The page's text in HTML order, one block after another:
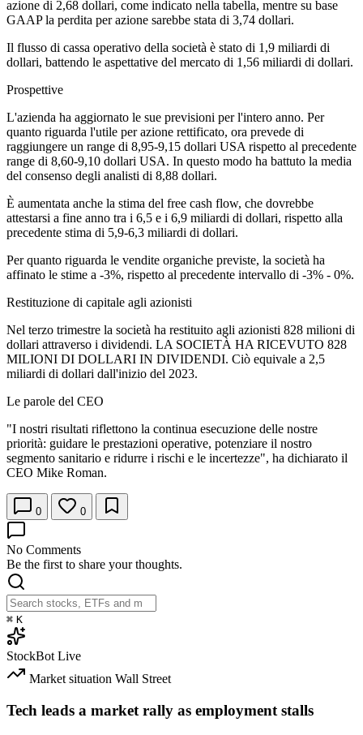
azione di 2,68 dollari, come indicato nella tabella, mentre su base
GAAP la perdita per azione sarebbe stata di 3,74 dollari.
Il flusso di cassa operativo della società è stato di 1,9 miliardi di
dollari, battendo le aspettative del mercato di 1,56 miliardi di dollari.
Prospettive
L'azienda ha aggiornato le sue previsioni per l'intero anno. Per
quanto riguarda l'utile per azione rettificato, ora prevede di
raggiungere un range di 8,95-9,15 dollari USA rispetto al precedente
range di 8,60-9,10 dollari USA. In questo modo ha battuto la media
del consenso degli analisti di 8,88 dollari.
È aumentata anche la stima del free cash flow, che dovrebbe
attestarsi a fine anno tra i 6,5 e i 6,9 miliardi di dollari, rispetto alla
precedente stima di 5,9-6,3 miliardi di dollari.
Per quanto riguarda le vendite organiche previste, la società ha
affinato le stime a -3%, rispetto al precedente intervallo di -3% - 0%.
Restituzione di capitale agli azionisti
Nel terzo trimestre la società ha restituito agli azionisti 828 milioni di
dollari attraverso i dividendi. LA SOCIETÀ HA RICEVUTO 828
MILIONI DI DOLLARI IN DIVIDENDI. Ciò equivale a 2,5
miliardi di dollari dall'inizio del 2023.
Le parole del CEO
"I nostri risultati riflettono la continua esecuzione delle nostre
priorità: guidare le prestazioni operative, potenziare il nostro
segmento sanitario e ridurre i rischi e le incertezze", ha dichiarato il
CEO Mike Roman.
0 0
No Comments
Be the first to share your thoughts.
⌘ K
StockBot Live
Market situation Wall Street
Tech leads a market rally as employment stalls